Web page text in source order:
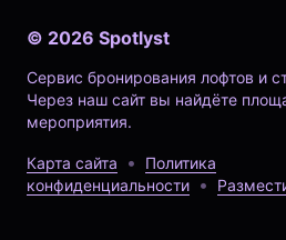
© 2026 Spotlyst
Сервис бронирования лофтов и
Через наш сайт вы найдёте
мероприятия.
Карта сайта
Политика
конфиденциальности